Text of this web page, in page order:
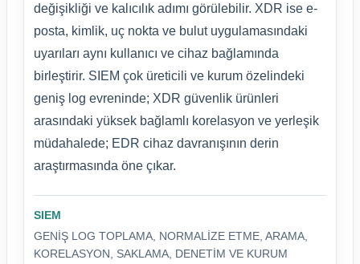
değişikliği ve kalıcılık adımı görülebilir. XDR ise e-
posta, kimlik, uç nokta ve bulut uygulamasındaki
uyarıları aynı kullanıcı ve cihaz bağlamında
birleştirir. SIEM çok üreticili ve kurum özelindeki
geniş log evreninde; XDR güvenlik ürünleri
arasındaki yüksek bağlamlı korelasyon ve yerleşik
müdahalede; EDR cihaz davranışının derin
araştırmasında öne çıkar.
SIEM
GENIŞ LOG TOPLAMA, NORMALIZE ETME, ARAMA,
KORELASYON, SAKLAMA, DENETIM VE KURUM